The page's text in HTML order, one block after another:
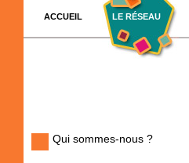
ACCUEIL LE RÉSEAU
Qui sommes-nous ?